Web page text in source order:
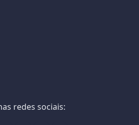
redes sociais: